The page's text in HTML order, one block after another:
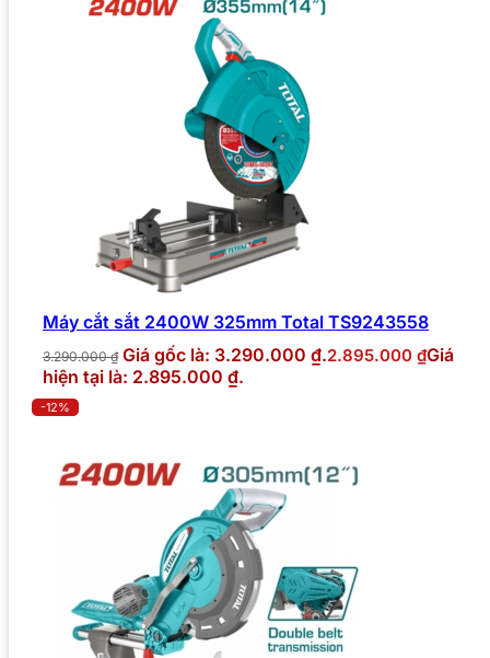
Máy cắt sắt 2400W 325mm Total TS9243558
3.290.000₫ Giá gốc là: 3.290.000 ₫.2.895.000 ₫Giá
hiện tại là: 2.895.000 ₫.
-12%